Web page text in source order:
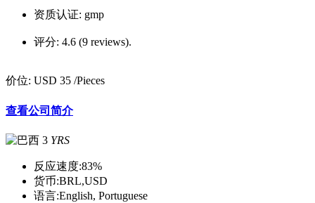
资质认证: gmp
评分: 4.6 (9 reviews).
价位: USD 35 /Pieces
查看公司简介
3 YRS
反应速度:83%
货币:BRL,USD
语言:English, Portuguese